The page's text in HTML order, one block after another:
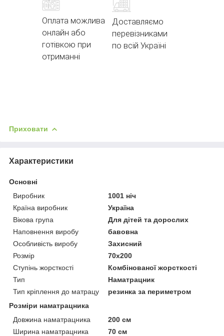
Оплата можлива
онлайн або
готівкою при
отриманні
Доставляємо
перевізниками
по всій Україні
Приховати
Характеристики
Основні
Виробник
1001 ніч
Країна виробник
Україна
Вікова група
Для дітей та дорослих
Наповнення виробу
бавовна
Особливість виробу
Захисний
Розмір
70x200
Ступінь жорсткості
Комбінованої жорсткості
Тип
Наматрацник
Тип кріплення до матрацу
резинка за периметром
Розміри наматрацника
Довжина наматрацника
200 см
Ширина наматрацника
70 см